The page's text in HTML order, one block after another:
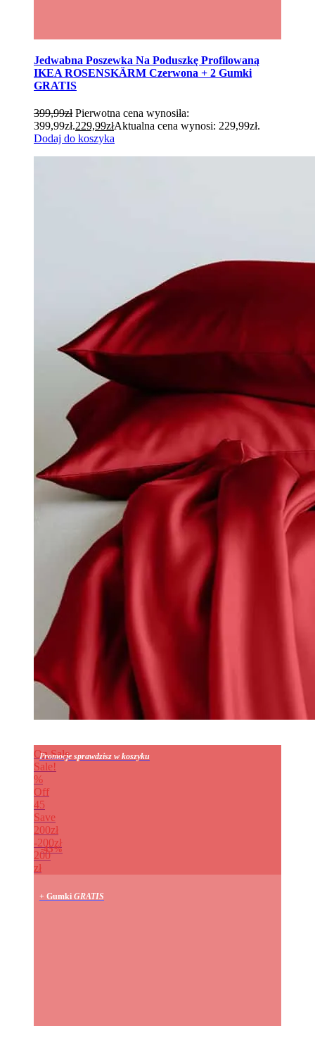
Jedwabna Poszewka Na Poduszkę Profilowaną
IKEA ROSENSKÄRM Czerwona + 2 Gumki
GRATIS
399,99zł Pierwotna cena wynosiła:
399,99zł.229,99złAktualna cena wynosi: 229,99zł.
Dodaj do koszyka
On Sale
Sale!
%
Off
45
Save
200zł
200zł
45%
200
zł
Promocje sprawdzisz w koszyku
+ Gumki GRATIS